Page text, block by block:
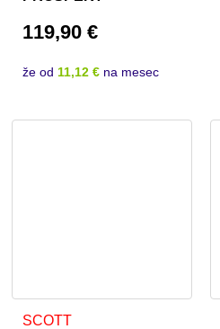
119,90€
že od 11,12 € na mesec
SCOTT